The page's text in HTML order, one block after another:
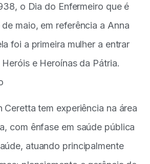
o Dia do Enfermeiro que é
maio, em referência a Anna
foi a primeira mulher a entrar
e Heroínas da Pátria.
Ceretta tem experiência na área
com ênfase em saúde pública
atuando principalmente